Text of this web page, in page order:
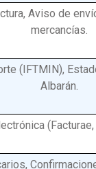
Aviso de
mercancías.
(IFTMIN),
Albarán.
(Facturae,